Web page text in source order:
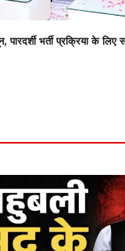
पारदर्शी भर्ती